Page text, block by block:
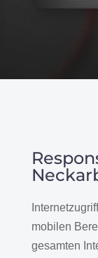
mobilen
gesamten